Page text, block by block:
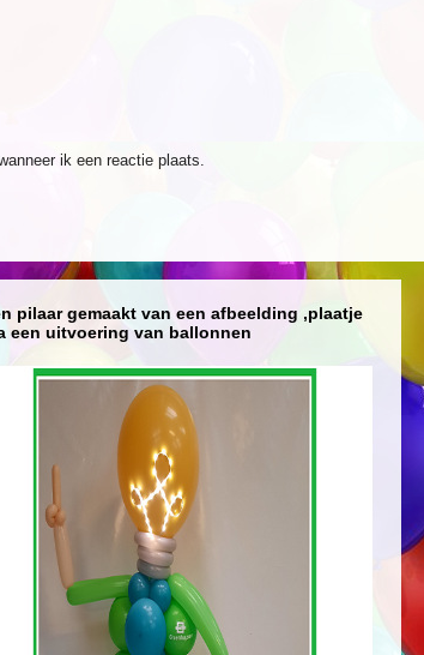
ik een reactie plaats.
pilaar gemaakt van een afbeelding ,plaatje
een uitvoering van ballonnen